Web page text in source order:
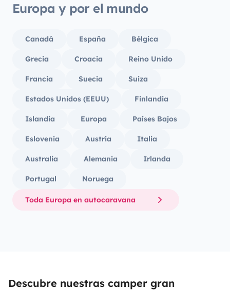
Europa y por el mundo
Canadá España Bélgica
Grecia Croacia Reino Unido
Francia Suecia Suiza
Estados Unidos (EEUU) Finlandia
Islandia Europa Países Bajos
Eslovenia Austria Italia
Australia Alemania Irlanda
Portugal Noruega
Toda Europa en autocaravana
Descubre nuestras camper gran